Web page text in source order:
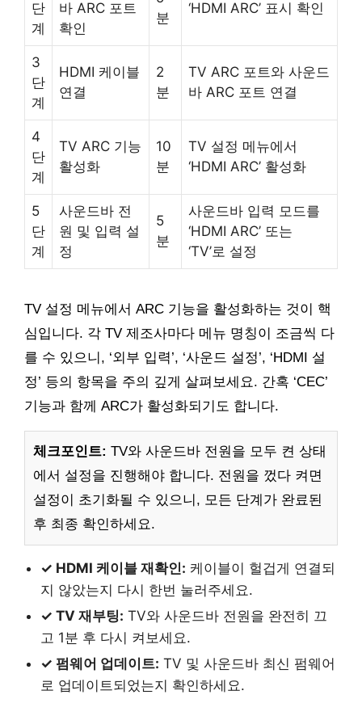
단
계
바 ARC 포트
확인
분
‘HDMI ARC’ 표시 확인
3
단
계
HDMI 케이블
연결
2
분
TV ARC 포트와 사운드
바 ARC 포트 연결
4
단
계
TV ARC 기능
활성화
10
분
TV 설정 메뉴에서
‘HDMI ARC’ 활성화
5
단
계
사운드바 전
원 및 입력 설
정
5
분
사운드바 입력 모드를
‘HDMI ARC’ 또는
‘TV’로 설정
TV 설정 메뉴에서 ARC 기능을 활성화하는 것이 핵
심입니다. 각 TV 제조사마다 메뉴 명칭이 조금씩 다
를 수 있으니, ‘외부 입력’, ‘사운드 설정’, ‘HDMI 설
정’ 등의 항목을 주의 깊게 살펴보세요. 간혹 ‘CEC’
기능과 함께 ARC가 활성화되기도 합니다.
체크포인트: TV와 사운드바 전원을 모두 켠 상태
에서 설정을 진행해야 합니다. 전원을 껐다 켜면
설정이 초기화될 수 있으니, 모든 단계가 완료된
후 최종 확인하세요.
✓ HDMI 케이블 재확인: 케이블이 헐겁게 연결되
지 않았는지 다시 한번 눌러주세요.
✓ TV 재부팅: TV와 사운드바 전원을 완전히 끄
고 1분 후 다시 켜보세요.
✓ 펌웨어 업데이트: TV 및 사운드바 최신 펌웨어
로 업데이트되었는지 확인하세요.